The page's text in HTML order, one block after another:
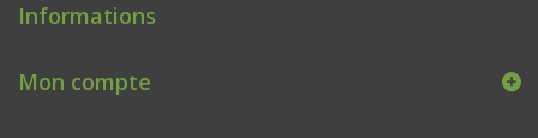
Informations
Mon compte